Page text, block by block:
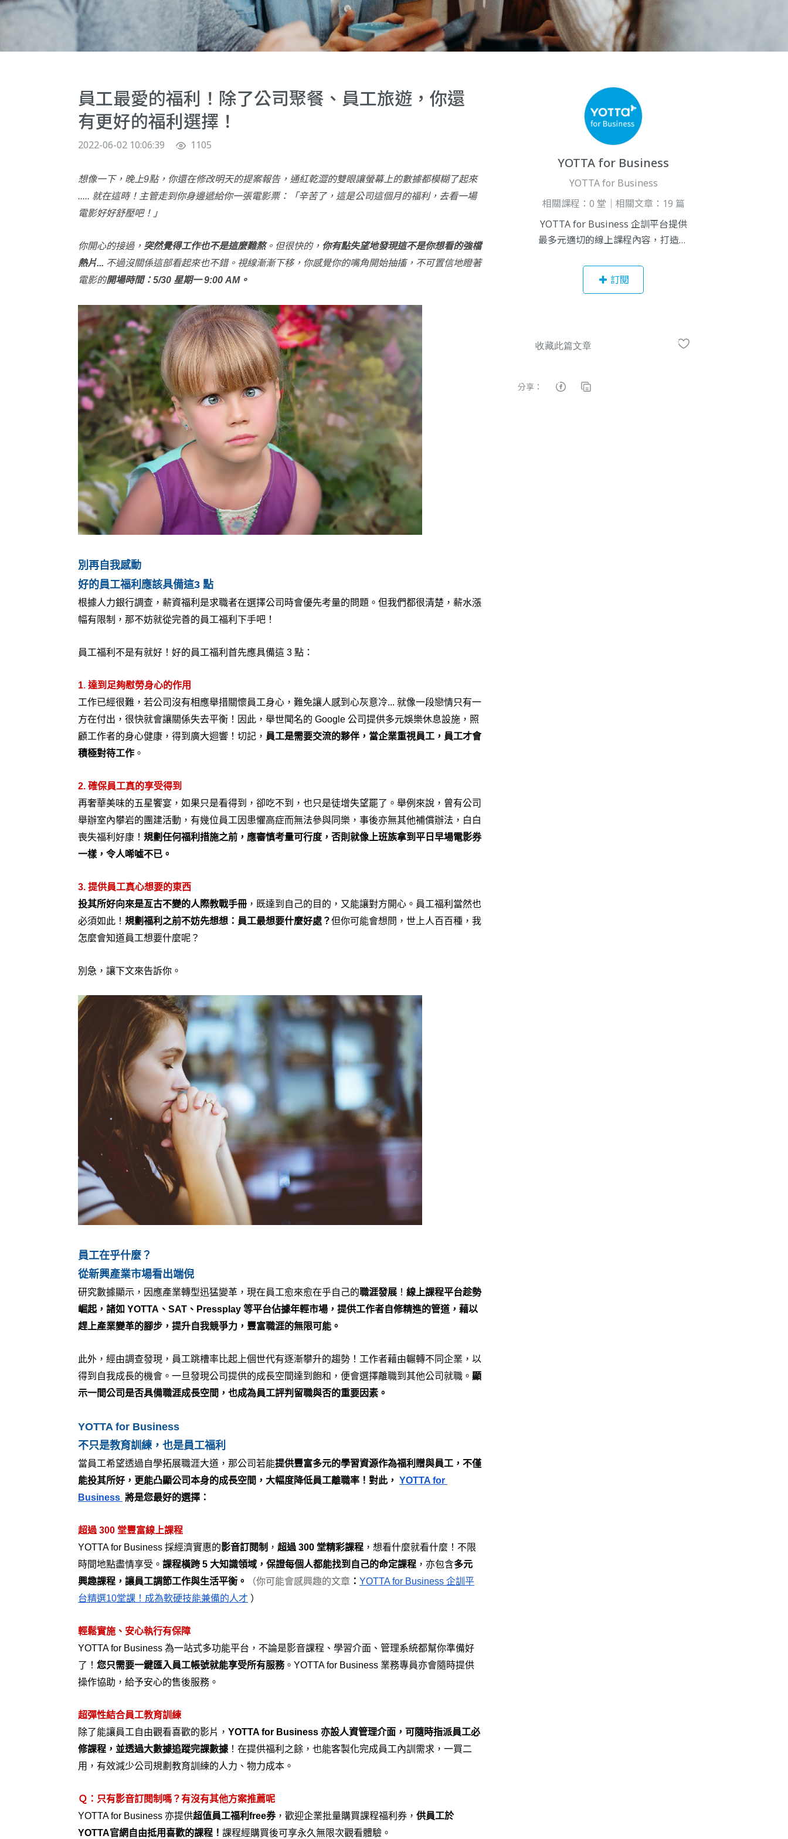
員工最愛的福利！除了公司聚餐、員工旅遊，你還
有更好的福利選擇！
2022-06-02 10:06:39 1105
想像一下，晚上9點，你還在修改明天的提案報告，通紅乾澀的雙眼讓螢幕上的數據都模糊了起來
..... 就在這時！主管走到你身邊遞給你一張電影票：「辛苦了，這是公司這個月的福利，去看一場
電影好好舒壓吧！」
你開心的接過， 突然覺得工作也不是這麼難熬。但很快的， 你有點失望地發現這不是你想看的強檔
熱片... 不過沒關係這部看起來也不錯。視線漸漸下移，你感覺你的嘴角開始抽搐，不可置信地瞪著
電影的開場時間：5/30 星期一 9:00 AM。
別再自我感動
好的員工福利應該具備這3 點
根據人力銀行調查，薪資福利是求職者在選擇公司時會優先考量的問題。但我們都很清楚，薪水漲
幅有限制，那不妨就從完善的員工福利下手吧！
員工福利不是有就好！好的員工福利首先應具備這 3 點：
1. 達到足夠慰勞身心的作用
工作已經很難，若公司沒有相應舉措關懷員工身心，難免讓人感到心灰意冷... 就像一段戀情只有一
方在付出，很快就會讓關係失去平衡！因此，舉世聞名的 Google 公司提供多元娛樂休息設施，照
顧工作者的身心健康，得到廣大迴響！切記， 員工是需要交流的夥伴，當企業重視員工，員工才會
積極對待工作 。
2. 確保員工真的享受得到
再奢華美味的五星饗宴，如果只是看得到，卻吃不到，也只是徒增失望罷了。舉例來說，曾有公司
舉辦室內攀岩的團建活動，有幾位員工因患懼高症而無法參與同樂，事後亦無其他補償辦法，白白
喪失福利好康！ 規劃任何福利措施之前，應審慎考量可行度，否則就像上班族拿到平日早場電影券
一樣，令人唏噓不已。
3. 提供員工真心想要的東西
投其所好向來是亙古不變的人際教戰手冊 ，既達到自己的目的，又能讓對方開心。員工福利當然也
必須如此！ 規劃福利之前不妨先想想：員工最想要什麼好處？但你可能會想問，世上人百百種，我
怎麼會知道員工想要什麼呢？
別急，讓下文來告訴你。
員工在乎什麼？
從新興產業市場看出端倪
研究數據顯示，因應產業轉型迅猛變革，現在員工愈來愈在乎自己的職涯發展 ！ 線上課程平台趁勢
崛起，諸如 YOTTA、SAT、Pressplay 等平台佔據年輕市場，提供工作者自修精進的管道，藉以
趕上產業變革的腳步，提升自我競爭力，豐富職涯的無限可能。
此外，經由調查發現，員工跳槽率比起上個世代有逐漸攀升的趨勢！工作者藉由輾轉不同企業，以
得到自我成長的機會。一旦發現公司提供的成長空間達到飽和，便會選擇離職到其他公司就職。 顯
示一間公司是否具備職涯成長空間，也成為員工評判留職與否的重要因素。
YOTTA for Business
不只是教育訓練，也是員工福利
當員工希望透過自學拓展職涯大道，那公司若能提供豐富多元的學習資源作為福利贈與員工，不僅
能投其所好，更能凸顯公司本身的成長空間，大幅度降低員工離職率！對此， YOTTA for
Business 將是您最好的選擇：
超過 300 堂豐富線上課程
YOTTA for Business 採經濟實惠的影音訂閱制 ， 超過 300 堂精彩課程 ，想看什麼就看什麼！不限
時間地點盡情享受。 課程橫跨 5 大知識領域，保證每個人都能找到自己的命定課程 ，亦包含多元
興趣課程，讓員工調節工作與生活平衡。
（你可能會感興趣的文章 ： YOTTA for Business 企訓平
台精選10堂課！成為軟硬技能兼備的人才 ）
輕鬆實施、安心執行有保障
YOTTA for Business 為一站式多功能平台，不論是影音課程、學習介面、管理系統都幫你準備好
了！ 您只需要一鍵匯入員工帳號就能享受所有服務。YOTTA for Business 業務專員亦會隨時提供
操作協助，給予安心的售後服務。
超彈性結合員工教育訓練
除了能讓員工自由觀看喜歡的影片， YOTTA for Business 亦設人資管理介面，可隨時指派員工必
修課程，並透過大數據追蹤完課數據 ！在提供福利之餘，也能客製化完成員工內訓需求，一買二
用，有效減少公司規劃教育訓練的人力、物力成本。
Ｑ：只有影音訂閱制嗎？有沒有其他方案推薦呢
YOTTA for Business 亦提供超值員工福利free券，歡迎企業批量購買課程福利券， 供員工於
YOTTA官網自由抵用喜歡的課程！ 課程經購買後可享永久無限次觀看體驗。
YOTTA for Business
YOTTA for Business
相關課程：0 堂｜相關文章：19 篇
YOTTA for Business 企訓平台提供
最多元適切的線上課程內容，打造出
放大量帳號、選課看到飽的訂閱制，
內有 400 堂以上的線上學習資源，廣
創、跨域的優秀人才。無論是作為內
or Business 企訓平台的訂閱制線上
訂閱
分享：